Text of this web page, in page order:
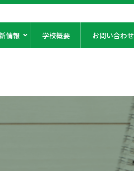
情報 学校概要 お問い合わせ